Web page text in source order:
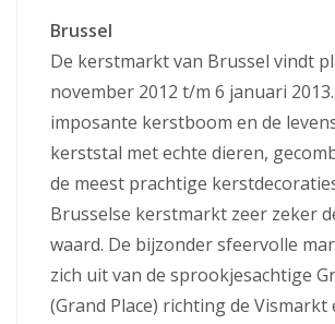
Brussel
De kerstmarkt van Brussel vindt
november 2012 t/m 6 januari
imposante kerstboom en de
kerststal met echte dieren,
de meest prachtige
Brusselse kerstmarkt zeer zeker
waard. De bijzonder sfeervolle
zich uit van de sprookjesachtige
(Grand Place) richting de Vismarkt